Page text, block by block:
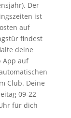
Der
ist
auf
findest
deine
App auf
Club. Deine
09-22
für dich